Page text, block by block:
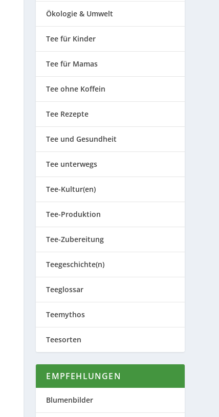
Ökologie & Umwelt
Tee für Kinder
Tee für Mamas
Tee ohne Koffein
Tee Rezepte
Tee und Gesundheit
Tee unterwegs
Tee-Kultur(en)
Tee-Produktion
Tee-Zubereitung
Teegeschichte(n)
Teeglossar
Teemythos
Teesorten
EMPFEHLUNGEN
Blumenbilder